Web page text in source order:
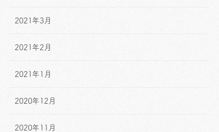
2021年3月
2021年2月
2021年1月
2020年12月
2020年11月